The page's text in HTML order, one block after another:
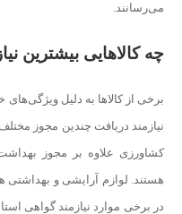
می‌رسانند.
چه کالاهایی بیشترین
برخی از کالاها به دلیل
نیازمند دریافت چندین مجوز
کشاورزی علاوه بر مجوز
هستند. لوازم آرایشی و بهداشتی
در برخی موارد نیازمند گواهی